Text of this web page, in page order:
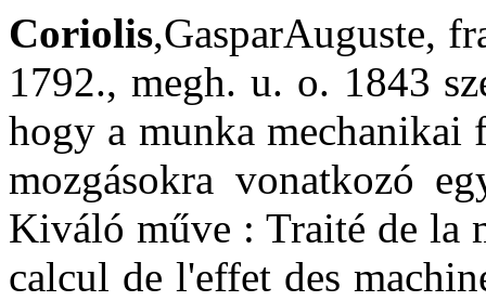
Coriolis,GasparAuguste,
1792., megh. u. o. 1843
hogy a munka mechanikai
mozgásokra vonatkozó
Kiváló műve : Traité de la
calcul del'effet des